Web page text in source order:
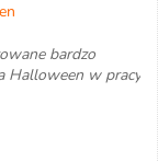
bardzo
Halloween w pracy.